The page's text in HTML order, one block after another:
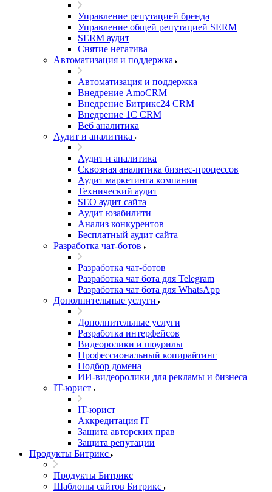
Управление репутацией бренда
Управление общей репутацией SERM
SERM аудит
Снятие негатива
Автоматизация и поддержка
Автоматизация и поддержка
Внедрение AmoCRM
Внедрение Битрикс24 CRM
Внедрение 1C CRM
Веб аналитика
Аудит и аналитика
Аудит и аналитика
Сквозная аналитика бизнес-процессов
Аудит маркетинга компании
Технический аудит
SEO аудит сайта
Аудит юзабилити
Анализ конкурентов
Бесплатный аудит сайта
Разработка чат-ботов
Разработка чат-ботов
Разработка чат бота для Telegram
Разработка чат бота для WhatsApp
Дополнительные услуги
Дополнительные услуги
Разработка интерфейсов
Видеоролики и шоурилы
Профессиональный копирайтинг
Подбор домена
ИИ-видеоролики для рекламы и бизнеса
IT-юрист
IT-юрист
Аккредитация IT
Защита авторских прав
Защита репутации
Продукты Битрикс
Продукты Битрикс
Шаблоны сайтов Битрикс